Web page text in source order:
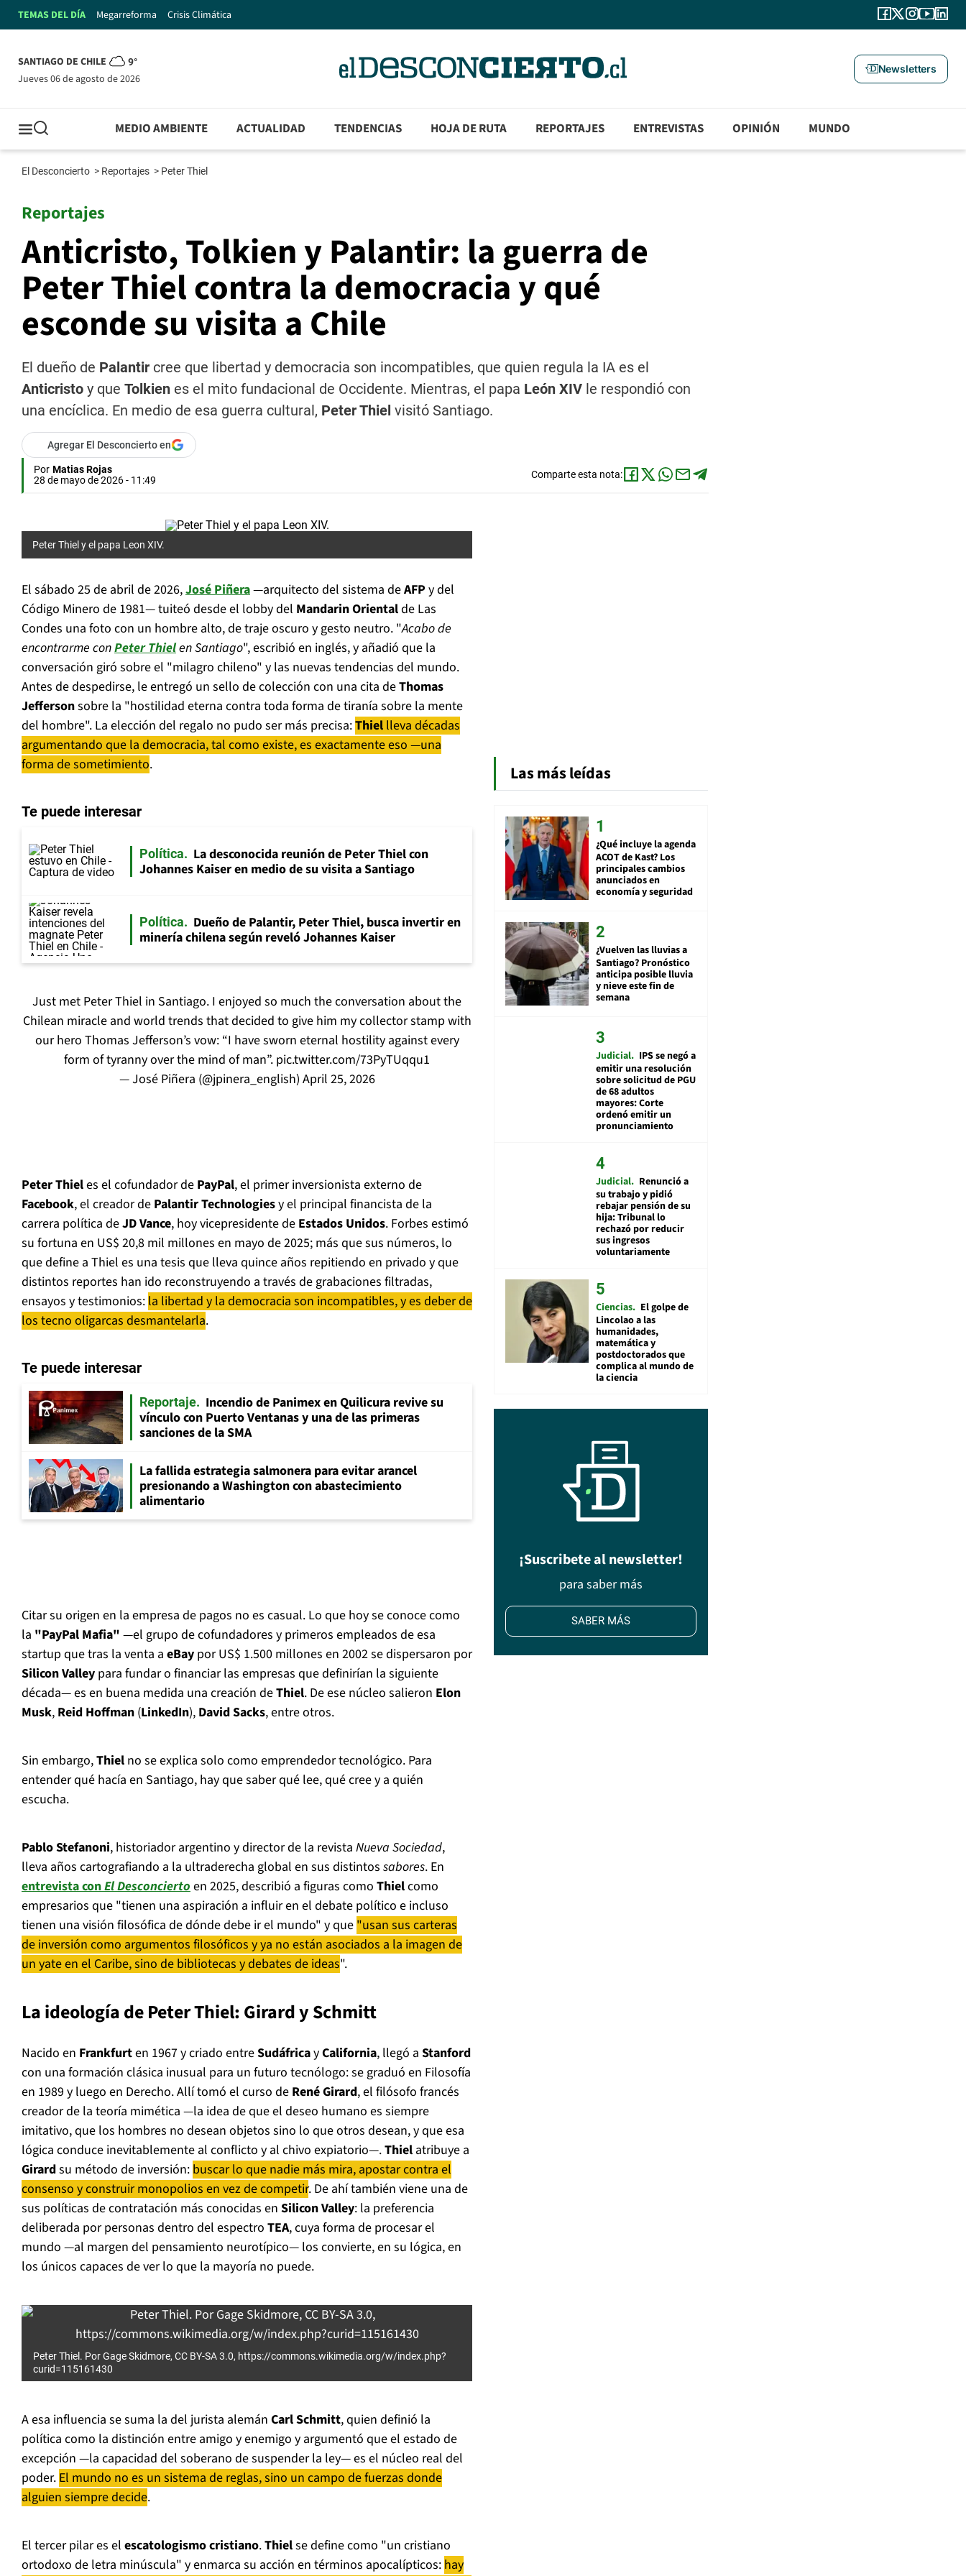
TEMAS DEL DÍA Megarreforma Crisis Climática
SANTIAGO DE CHILE 9°
jueves 06 de agosto de 2026
Newsletters
MEDIO AMBIENTE ACTUALIDAD TENDENCIAS HOJA DE RUTA REPORTAJES ENTREVISTAS OPINIÓN MUNDO
El Desconcierto > Reportajes > Peter Thiel
Reportajes
Anticristo, Tolkien y Palantir: la guerra de
Peter Thiel contra la democracia y qué
esconde su visita a Chile
El dueño de Palantir cree que libertad y democracia son incompatibles, que quien regula la IA es el
Anticristo y que Tolkien es el mito fundacional de Occidente. Mientras, el papa León XIV le respondió con
una encíclica. En medio de esa guerra cultural, Peter Thiel visitó Santiago.
Agregar El Desconcierto en
Por Matias Rojas
28 de mayo de 2026 - 11:49
Comparte esta nota:
Peter Thiel y el papa Leon XIV.
El sábado 25 de abril de 2026,José Piñera—arquitecto del sistema deAFP y del
Código Minero de 1981— tuiteó desde el lobby del Mandarin Orientalde Las
Condes una foto con un hombre alto, de traje oscuro y gesto neutro. "Acabo de
encontrarme conPeter Thielen Santiago", escribió en inglés, y añadió que la
conversación giró sobre el "milagro chileno" y las nuevas tendencias del mundo.
Antes de despedirse, le entregó un sello de colección con una cita deThomas
Jeffersonsobre la "hostilidad eterna contra toda forma de tiranía sobre la mente
del hombre". La elección del regalo no pudo ser más precisa:Thiel lleva décadas
argumentando que la democracia, tal como existe, es exactamente eso —una
forma de sometimiento.
Te puede interesar
Política
La desconocida reunión de Peter Thiel con
Johannes Kaiser en medio de su visita a Santiago
Política
Dueño de Palantir, Peter Thiel, busca invertir en
minería chilena según reveló Johannes Kaiser
Just met Peter Thiel in Santiago. I enjoyed so much the conversation about the
Chilean miracle and world trends that decided to give him my collector stamp with
our hero Thomas Jefferson’s vow: “I have sworn eternal hostility against every
form of tyranny over the mind of man”. pic.twitter.com/73PyTUqqu1
— José Piñera (@jpinera_english) April 25, 2026
Peter Thieles el cofundador de PayPal, el primer inversionista externo de
Facebook, el creador de Palantir Technologiesy el principal financista de la
carrera política deJD Vance, hoy vicepresidente de Estados Unidos. Forbes estimó
su fortuna en US$ 20,8 mil millones en mayo de 2025; más que sus números, lo
que define a Thiel es una tesis que lleva quince años repitiendo en privado y que
distintos reportes han ido reconstruyendo a través de grabaciones filtradas,
ensayos y testimonios: la libertad y la democracia son incompatibles, y es deber de
los tecno oligarcas desmantelarla.
Te puede interesar
Reportaje
Incendio de Panimex en Quilicura revive su
vínculo con Puerto Ventanas y una de las primeras
sanciones de la SMA
La fallida estrategia salmonera para evitar arancel
presionando a Washington con abastecimiento
alimentario
Citar su origen en la empresa de pagos no es casual. Lo que hoy se conoce como
la "PayPal Mafia" —el grupo de cofundadores y primeros empleados de esa
startup que tras la venta a eBay por US$ 1.500 millones en 2002 se dispersaron por
Silicon Valley para fundar o financiar las empresas que definirían la siguiente
década— es en buena medida una creación deThiel. De ese núcleo salieron Elon
Musk, Reid Hoffman (LinkedIn), David Sacks, entre otros.
Sin embargo,Thiel no se explica solo como emprendedor tecnológico. Para
entender qué hacía en Santiago, hay que saber qué lee, qué cree y a quién
escucha.
Pablo Stefanoni, historiador argentino y director de la revista Nueva Sociedad,
lleva años cartografiando a la ultraderecha global en sus distintos sabores. En
entrevista conEl Desconciertoen 2025, describió a figuras como Thielcomo
empresarios que "tienen una aspiración a influir en el debate político e incluso
tienen una visión filosófica de dónde debe ir el mundo" y que "usan sus carteras
de inversión como argumentos filosóficos y ya no están asociados a la imagen de
un yate en el Caribe, sino de bibliotecas y debates de ideas".
La ideología de Peter Thiel: Girard y Schmitt
Nacido en Frankfurten 1967 y criado entreSudáfricayCalifornia, llegó a Stanford
con una formación clásica inusual para un futuro tecnólogo: se graduó en Filosofía
en 1989 y luego en Derecho. Allí tomó el curso de René Girard, el filósofo francés
creador de la teoría mimética —la idea de que el deseo humano es siempre
imitativo, que los hombres no desean objetos sino lo que otros desean, y que esa
lógica conduce inevitablemente al conflicto y al chivo expiatorio—.Thiel atribuye a
Girardsu método de inversión: buscar lo que nadie más mira, apostar contra el
consenso y construir monopolios en vez de competir. De ahí también viene una de
sus políticas de contratación más conocidas en Silicon Valley: la preferencia
deliberada por personas dentro del espectro TEA, cuya forma de procesar el
mundo —al margen del pensamiento neurotípico— los convierte, en su lógica, en
los únicos capaces de ver lo que la mayoría no puede.
Peter Thiel. Por Gage Skidmore, CC BY-SA 3.0, https://commons.wikimedia.org/w/index.php?
curid=115161430
A esa influencia se suma la del jurista alemán Carl Schmitt, quien definió la
política como la distinción entre amigo y enemigo y argumentó que el estado de
excepción —la capacidad del soberano de suspender la ley— es el núcleo real del
poder. El mundo no es un sistema de reglas, sino un campo de fuerzas donde
alguien siempre decide.
El tercer pilar es el escatologismo cristiano.Thielse define como "un cristiano
ortodoxo de letra minúscula" y enmarca su acción en términos apocalípticos: hay
Las más leídas
¿Qué incluye la agenda
ACOT de Kast? Los
principales cambios
anunciados en
economía y seguridad
¿Vuelven las lluvias a
Santiago? Pronóstico
anticipa posible lluvia
y nieve este fin de
semana
Judicial IPS se negó a
emitir una resolución
sobre solicitud de PGU
de 68 adultos
mayores: Corte
ordenó emitir un
pronunciamiento
Judicial Renunció a
su trabajo y pidió
rebajar pensión de su
hija: Tribunal lo
rechazó por reducir
sus ingresos
voluntariamente
Ciencias El golpe de
Lincolao a las
humanidades,
matemática y
postdoctorados que
complica al mundo de
la ciencia
¡Suscribete al newsletter!
para saber más
SABER MÁS